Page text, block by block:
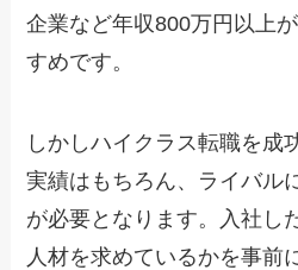
企業など年収800万円以上
すめです。
しかしハイクラス転職を成
実績はもちろん、ライバル
が必要となります。入社し
人材を求めているかを事前